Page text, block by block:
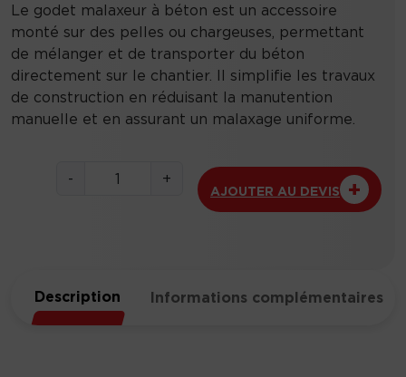
Le godet malaxeur à béton est un accessoire
monté sur des pelles ou chargeuses, permettant
de mélanger et de transporter du béton
directement sur le chantier. Il simplifie les travaux
de construction en réduisant la manutention
manuelle et en assurant un malaxage uniforme.
-
t
é
+
AJOUTER AU DEVIS
Description Informations complémentaires